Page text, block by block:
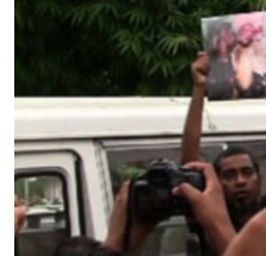
ပင်မ
ညွန်း
စာမျက်နှာ
သို့
အမေရိကန်သုံးအီဒီယံ
မကြေးမုံရဲ့ အင်္ဂလိပ်စာ
ရုပ်ရှင်ထဲက အင်္ဂလိပ်စာ
သုတပဒေသာ အင်္ဂလိပ်စာ
အပတ်စဉ်ကဏ္ဍများ
တီဗွီ
ရေဒီယိုနှင့်ရုပ်သံ အချက်အလက်
ရေဒီယို/တီဗွီအစီအစဉ်
Learning English
ဗွီအိုအေ လူမှုကွန်ယက်များ